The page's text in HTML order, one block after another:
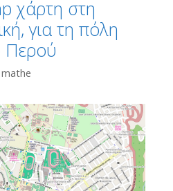
μια κοινότητα άνω των 1.800
ξεκίνησε το 2022 ...
χάρτη στη
για τη πόλη
Περού
mathe